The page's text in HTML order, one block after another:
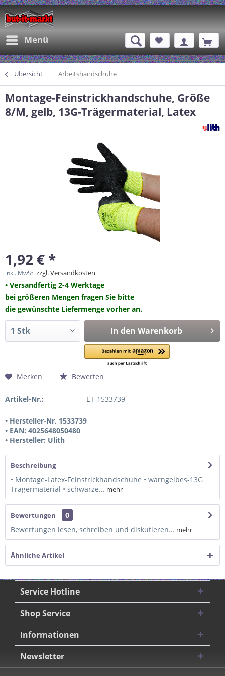
Menü
Übersicht Arbeitshandschuhe
Montage-Feinstrickhandschuhe, Größe
8/M, gelb, 13G-Trägermaterial, Latex
1,92 € *
inkl. MwSt.zzgl. Versandkosten
• Versandfertig 2-4 Werktage
bei größeren Mengen fragen Sie bitte
die gewünschte Liefermenge vorher an.
In den Warenkorb
Merken Bewerten
Artikel-Nr.: ET-1533739
• Hersteller-Nr. 1533739
• EAN: 4025648050480
• Hersteller: Ulith
Beschreibung
• Montage-Latex-Feinstrickhandschuhe • warngelbes-13G
Trägermaterial • schwarze... mehr
Bewertungen
0
Bewertungen lesen, schreiben und diskutieren... mehr
Ähnliche Artikel
Service Hotline
Shop Service
Informationen
Newsletter